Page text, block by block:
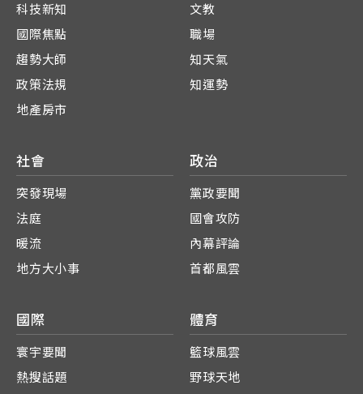
科技新知
國際焦點
趨勢大師
政策法規
地產房市
文教
職場
知天氣
知運勢
社會
突發現場
法庭
暖流
地方大小事
政治
黨政要聞
國會攻防
內幕評論
首都風雲
國際
寰宇要聞
熱搜話題
體育
籃球風雲
野球天地